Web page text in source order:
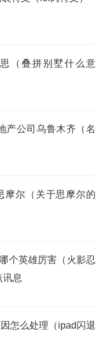
（叠拼别墅什么意
产公司乌鲁木齐（名
摩尔（关于思摩尔的
个英雄厉害（火影忍
讯息
怎么处理（ipad闪退